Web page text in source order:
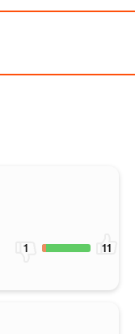
1 11